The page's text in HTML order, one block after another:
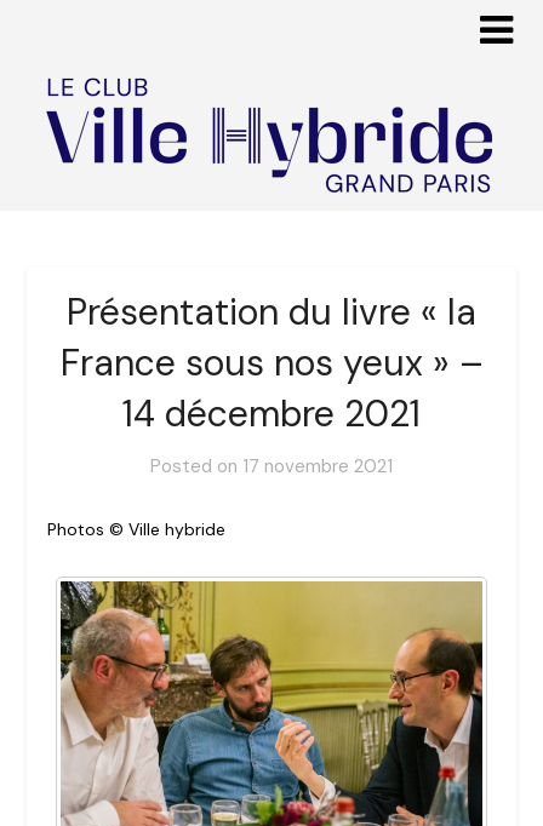
Présentation du livre « la
France sous nos yeux » –
14 décembre 2021
Posted on 17 novembre 2021
Photos © Ville hybride